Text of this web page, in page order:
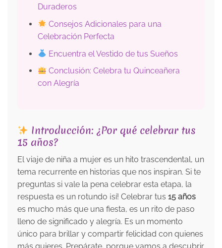
Duraderos
Consejos Adicionales para una
Celebración Perfecta
Encuentra el Vestido de tus Sueños
Conclusión: Celebra tu Quinceañera
con Alegría
Introducción: ¿Por qué celebrar tus
15 años?
El viaje de niña a mujer es un hito trascendental, un
tema recurrente en historias que nos inspiran. Si te
preguntas si vale la pena celebrar esta etapa, la
respuesta es un rotundo ¡sí! Celebrar tus 15 años
es mucho más que una fiesta, es un rito de paso
lleno de significado y alegría. Es un momento
único para brillar y compartir felicidad con quienes
más quieres. Prepárate, porque vamos a descubrir